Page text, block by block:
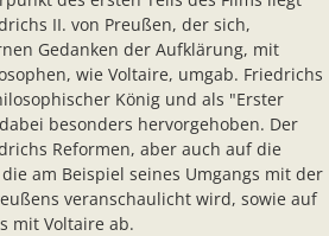
II. von Preußen, der sich,
Gedanken der Aufklärung, mit
wie Voltaire, umgab. Friedrichs
König und als "Erster
besonders hervorgehoben. Der
Reformen, aber auch auf die
am Beispiel seines Umgangs mit der
veranschaulicht wird, sowie auf
mit Voltaire ab.